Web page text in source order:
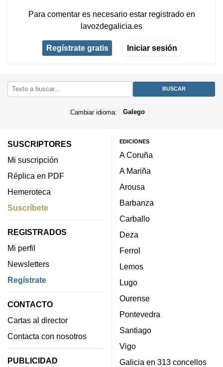
Para comentar es necesario estar registradoen
lavozdegalicia.es
Regístrate gratis Iniciar sesión
Cambiar idioma: Galego
SUSCRIPTORES
Mi suscripción
Réplica en PDF
Hemeroteca
Suscríbete
REGISTRADOS
Mi perfil
Newsletters
Regístrate
CONTACTO
Cartas al director
Contacta con nosotros
PUBLICIDAD
EDICIONES
A Coruña
A Mariña
Arousa
Barbanza
Carballo
Deza
Ferrol
Lemos
Lugo
Ourense
Pontevedra
Santiago
Vigo
Galicia en 313 concellos